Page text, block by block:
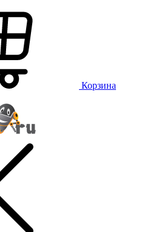
Корзина